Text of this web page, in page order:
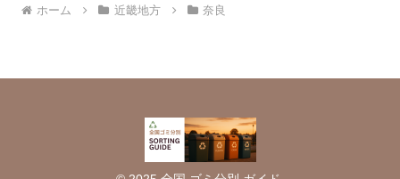
ホーム 近畿地方 奈良